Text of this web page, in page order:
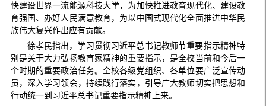
快建设世界一流能源科技大学，为加快推进教育现代化、建设教
育强国、办好人民满意教育，为以中国式现代化全面推进中华民
族伟大复兴作出应有贡献。
徐孝民指出，学习贯彻习近平总书记教师节重要指示精神特
别是关于大力弘扬教育家精神的重要指示，是全校当前和今后一
个时期的重要政治任务。全校各级党组织、各单位要广泛宣传动
员，深入学习领会，持续践行落实，引导广大教师切实把思想和
行动统一到习近平总书记重要指示精神上来。